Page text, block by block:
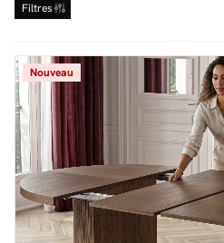
Facilité de paiements
Livraison
Aide et contact
Conseil sur mesure
Mieux nous connaître
Filtres
Nouveau